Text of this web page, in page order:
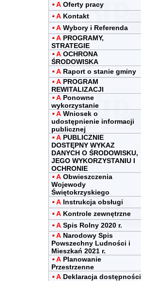
A Oferty pracy
A Kontakt
A Wybory i Referenda
A PROGRAMY,
STRATEGIE
A OCHRONA
ŚRODOWISKA
A Raport o stanie gminy
A PROGRAM
REWITALIZACJI
A Ponowne
wykorzystanie
A Wniosek o
udostępnienie informacji
publicznej
A PUBLICZNIE
DOSTĘPNY WYKAZ
DANYCH O ŚRODOWISKU,
JEGO WYKORZYSTANIU I
OCHRONIE
A Obwieszczenia
Wojewody
Świętokrzyskiego
A Instrukcja obsługi
A Kontrole zewnętrzne
A Spis Rolny 2020 r.
A Narodowy Spis
Powszechny Ludności i
Mieszkań 2021 r.
A Planowanie
Przestrzenne
A Deklaracja dostępności